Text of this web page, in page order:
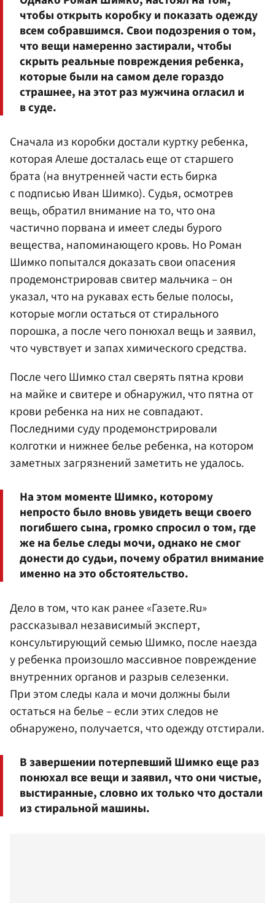
чтобы открыть коробку и показать одежду
всем собравшимся. Свои подозрения о том,
что вещи намеренно застирали, чтобы
скрыть реальные повреждения ребенка,
которые были на самом деле гораздо
страшнее, на этот раз мужчина огласил и
в суде.
Сначала из коробки достали куртку ребенка,
которая Алеше досталась еще от старшего
брата (на внутренней части есть бирка
с подписью Иван Шимко). Судья, осмотрев
вещь, обратил внимание на то, что она
частично порвана и имеет следы бурого
вещества, напоминающего кровь. Но Роман
Шимко попытался доказать свои опасения
продемонстрировав свитер мальчика – он
указал, что на рукавах есть белые полосы,
которые могли остаться от стирального
порошка, а после чего понюхал вещь и заявил,
что чувствует и запах химического средства.
После чего Шимко стал сверять пятна крови
на майке и свитере и обнаружил, что пятна от
крови ребенка на них не совпадают.
Последними суду продемонстрировали
колготки и нижнее белье ребенка, на котором
заметных загрязнений заметить не удалось.
На этом моменте Шимко, которому
непросто было вновь увидеть вещи своего
погибшего сына, громко спросил о том, где
же на белье следы мочи, однако не смог
донести до судьи, почему обратил внимание
именно на это обстоятельство.
Дело в том, что как ранее «Газете.Ru»
рассказывал независимый эксперт,
консультирующий семью Шимко, после наезда
у ребенка произошло массивное повреждение
внутренних органов и разрыв селезенки.
При этом следы кала и мочи должны были
остаться на белье – если этих следов не
обнаружено, получается, что одежду отстирали.
В завершении потерпевший Шимко еще раз
понюхал все вещи и заявил, что они чистые,
выстиранные, словно их только что достали
из стиральной машины.